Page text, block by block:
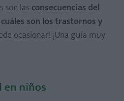
son lasconsecuencias del
son los trastornos y
ocasionar! ¡Una guía muy
en niños